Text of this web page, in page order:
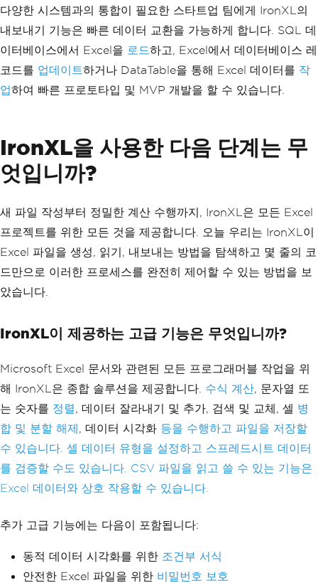
다양한 시스템과의 통합이 필요한 스타트업 팀에게 IronXL의
내보내기 기능은 빠른 데이터 교환을 가능하게 합니다. SQL 데
이터베이스에서 Excel을 로드하고, Excel에서 데이터베이스 레
코드를 업데이트하거나 DataTable을 통해 Excel 데이터를 작
업하여 빠른 프로토타입 및 MVP 개발을 할 수 있습니다.
IronXL을 사용한 다음 단계는 무
엇입니까?
새 파일 작성부터 정밀한 계산 수행까지, IronXL은 모든 Excel
프로젝트를 위한 모든 것을 제공합니다. 오늘 우리는 IronXL이
Excel 파일을 생성, 읽기, 내보내는 방법을 탐색하고 몇 줄의 코
드만으로 이러한 프로세스를 완전히 제어할 수 있는 방법을 보
았습니다.
IronXL이 제공하는 고급 기능은 무엇입니까?
Microsoft Excel 문서와 관련된 모든 프로그래머블 작업을 위
해 IronXL은 종합 솔루션을 제공합니다. 수식 계산, 문자열 또
는 숫자를 정렬, 데이터 잘라내기 및 추가, 검색 및 교체, 셀 병
합 및 분할 해제 , 데이터 시각화 등을 수행하고 파일을 저장할
수 있습니다. 셀 데이터 유형을 설정하고 스프레드시트 데이터
를 검증할 수도 있습니다. CSV 파일을 읽고 쓸 수 있는 기능은
Excel 데이터와 상호 작용할 수 있습니다.
추가 고급 기능에는 다음이 포함됩니다:
동적 데이터 시각화를 위한 조건부 서식
안전한 Excel 파일을 위한 비밀번호 보호